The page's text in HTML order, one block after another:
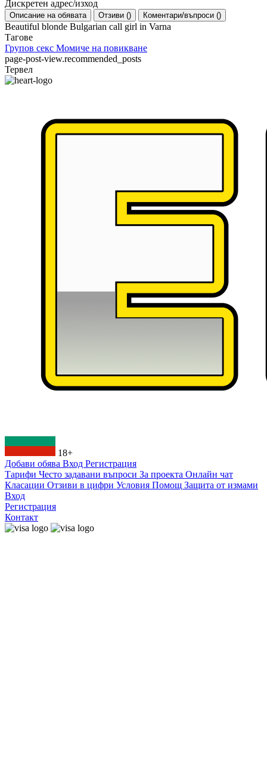
Дискретен адрес/изход
Описание на обявата Отзиви () Коментари/въпроси ()
Beautiful blonde Bulgarian call girl in Varna
Тагове
Групов секс Момиче на повикване
page-post-view.recommended_posts
Тервел
18+
Добави обява Вход Регистрация
Тарифи Често задавани въпроси За проекта Онлайн чат
Класации Отзиви в цифри Условия Помощ Защита от измами
Вход
Регистрация
Контакт